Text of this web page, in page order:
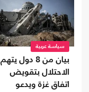
سياسة عربية
بيان من 8 دول يتهم
الاحتلال بتقويض
اتفاق غزة ويدعو